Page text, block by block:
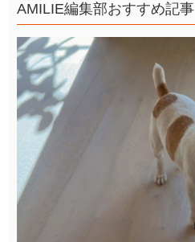
AMILIE編集部おすすめ記事